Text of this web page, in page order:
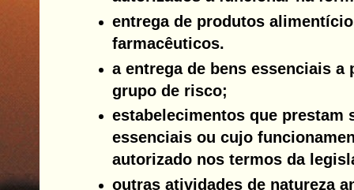
entrega de produtos
farmacêuticos.
a entrega de bens essenciais a
grupo de risco;
estabelecimentos que prestam
essenciais ou cujo
autorizado nos termos da
outras atividades de natureza